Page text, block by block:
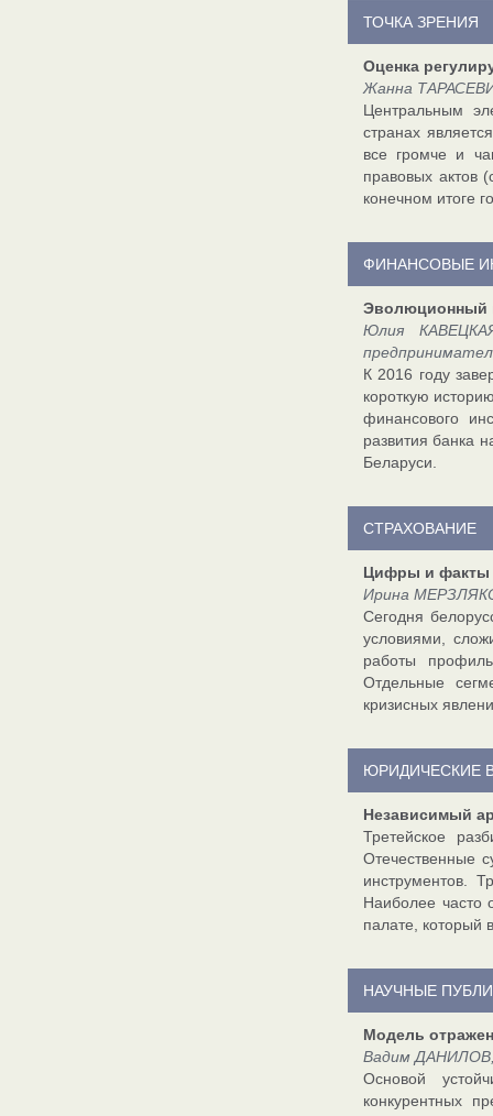
ТОЧКА ЗРЕНИЯ
Оценка
Жанна
Центральным
странах
все громче и
правовых актов
конечном итоге
ФИНАНСОВЫЕ
Эволюционный
Юлия
К 2016 году
короткую
финансового
развития банка
Беларуси.
СТРАХОВАНИЕ
Цифры и факты
Ирина
Сегодня
условиями,
работы
Отдельные
кризисных
ЮРИДИЧЕСКИЕ
Независимый
Третейское
Отечественные
инструментов.
Наиболее часто
палате, который
НАУЧНЫЕ
Модель
Вадим ДАНИЛОВ,
Основой
конкурентных